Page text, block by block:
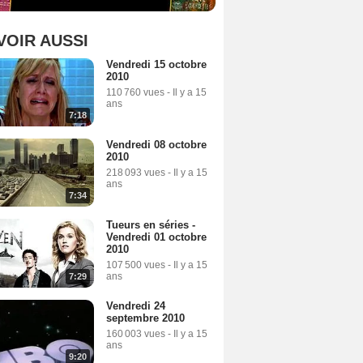
AUSSI
7:18
Vendredi 15 octobre
2010
110 760 vues - Il y a 15
ans
7:34
Vendredi 08 octobre
2010
218 093 vues - Il y a 15
ans
7:29
Tueurs en séries -
Vendredi 01 octobre
2010
107 500 vues -
Il y a 15
ans
9:20
Vendredi 24
septembre 2010
160 003 vues - Il y a 15
ans